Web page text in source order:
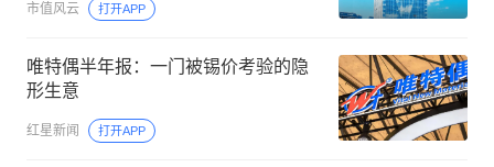
市值风云 打开APP
唯特偶半年报：一门被锡价考验的隐
形生意
红星新闻 打开APP